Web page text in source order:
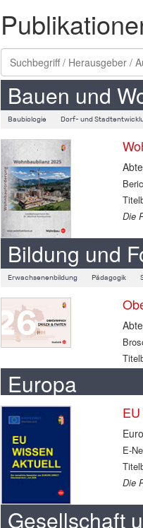
Bauen und
Baubiologie Dorf- und
Die
Bildung und
Erwachsenenbildung Pädagogik
Europa
E-
Die
Gesellschaft